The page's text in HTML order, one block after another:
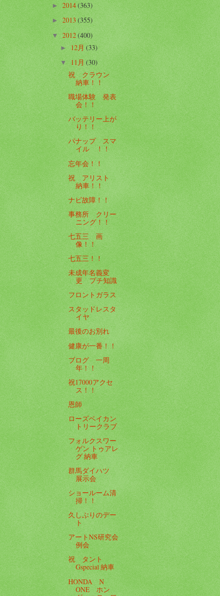
►2014(363)
►2013(355)
▼2012(400)
►12月(33)
▼11月(30)
祝 クラウン
納車！！
職場体験 発表
会！！
バッテリー上が
り！！
パナップ スマ
イル ！！
忘年会！！
祝 アリスト
納車！！
ナビ故障！！
事務所 クリー
ニング！！
七五三 画
像！！
七五三！！
未成年名義変
更 プチ知識
フロントガラス
スタッドレスタ
イヤ
最後のお別れ
健康が一番！！
ブログ 一周
年！！
祝17000アクセ
ス！！
恩師
ローズベイカン
トリークラブ
フォルクスワー
ゲン トゥアレ
グ 納車
群馬ダイハツ
展示会
ショールーム清
掃！！
久しぶりのデー
ト
アートNS研究会
例会
祝 タント
Gspecial 納車
HONDA N
ONE ホン